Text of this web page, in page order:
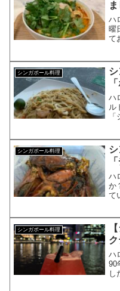
ハ
曜
て
よ
ポ
シンガポール料理
ハ
ル
か
ホ
シンガポール料理
ハ
か
て
シンガポール料理
ハ
90
し